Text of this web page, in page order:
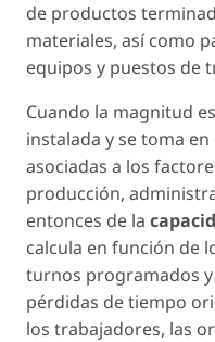
de productos
materiales, así como
equipos y puestos de
Cuando la magnitud
instalada y se toma
asociadas a los
producción,
entonces de la
calcula en función de
turnos programados
pérdidas de tiempo
los trabajadores, las